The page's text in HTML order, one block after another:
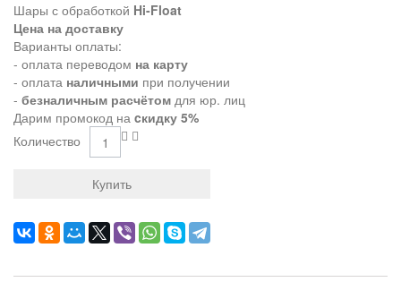
Шары с обработкой Hi-Float
Цена на доставку
Варианты оплаты:
- оплата переводом на карту
- оплата наличными при получении
- безналичным расчётом для юр. лиц
Дарим промокод на cкидку 5%
Количество
Купить